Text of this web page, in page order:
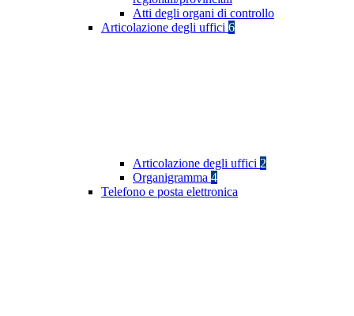
Atti degli organi di controllo
Articolazione degli uffici 6
Articolazione degli uffici 2
Organigramma 4
Telefono e posta elettronica